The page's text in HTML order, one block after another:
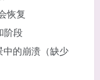
恢复
阶段
的崩溃（缺少